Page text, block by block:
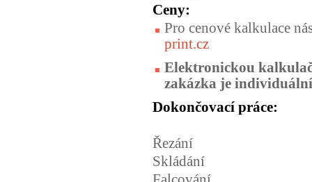
Ceny:
Pro cenové kalkulace
print.cz
Elektronickou
zakázka je individuální
Dokončovací práce:
Řezání
Skládání